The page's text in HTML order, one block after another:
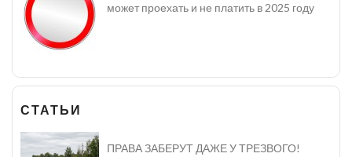
может проехать и не платить в 2025 году
СТАТЬИ
ПРАВА ЗАБЕРУТ ДАЖЕ У ТРЕЗВОГО!